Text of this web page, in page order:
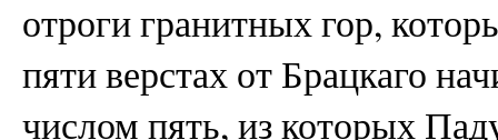
отроги гранитных гор,
пяти верстах от Брацкаго
числом пять, из которых